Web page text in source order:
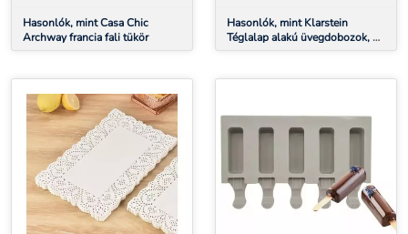
Hasonlók, mint Casa Chic
Archway francia fali tükör
Hasonlók, mint Klarstein
Téglalap alakú üvegdobozok, 4
darabos készlet, 1520 ml, 1040